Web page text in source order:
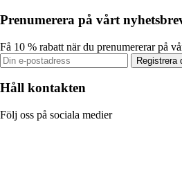
Prenumerera på vårt
Få 10 % rabatt när du prenumererar på
Registrera
Håll kontakten
Följ oss på sociala medier